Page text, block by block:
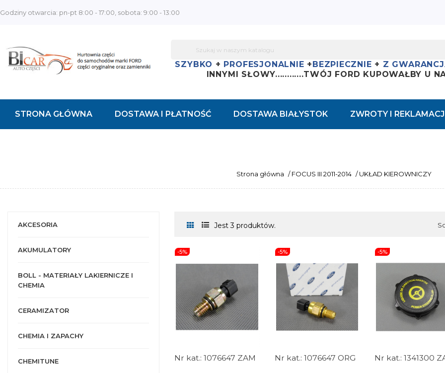
Godziny otwarcia: pn-pt 8:00 - 17:00, sobota: 9:00 - 13:00
SZYBKO + PROFESJONALNIE +BEZPIECZNIE + Z
INNYMI SŁOWY............TWÓJ FORD KUPOWAŁBY U
STRONA GŁÓWNA DOSTAWA I PŁATNOŚĆ DOSTAWA BIAŁYSTOK ZWROTY I
Strona główna / FOCUS III 2011-2014 / UKŁAD KIEROWNICZY
AKCESORIA
AKUMULATORY
BOLL - MATERIAŁY LAKIERNICZE I
CHEMIA
CERAMIZATOR
CHEMIA I ZAPACHY
CHEMITUNE
Jest 3 produktów.
-5%
1076647 ZAM
-5%
1076647 ORG
-5%
1341300